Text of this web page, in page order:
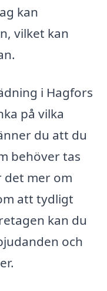
kan
vilket kan
i Hagfors
på vilka
du att du
behöver tas
det mer om
att tydligt
kan du
och